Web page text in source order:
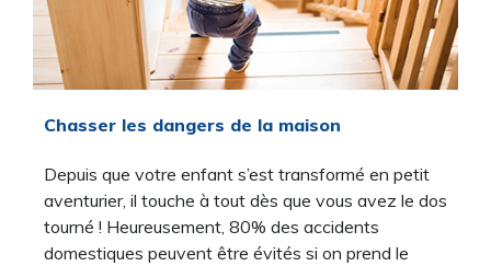
Chasser les dangers de la maison
Depuis que votre enfant s’est transformé en petit
aventurier, il touche à tout dès que vous avez le dos
tourné ! Heureusement, 80% des accidents
domestiques peuvent être évités si on prend le